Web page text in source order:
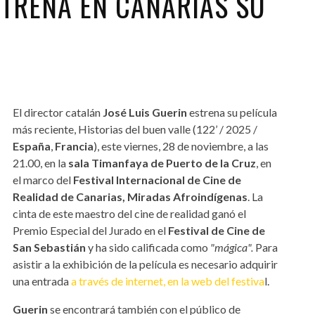
El director catalánJosé Luis Guerin estrena su película
más reciente, Historias del buen valle (122’ / 2025 /
España Francia), este viernes, 28 de noviembre, a las
21.00, en lasala Timanfaya de Puerto de la Cruz , en
el marco del Festival Internacional de Cine de
Realidad de Canarias, Miradas Afroindígenas . La
cinta de este maestro del cine de realidad ganó el
Premio Especial del Jurado en el Festival de Cine de
San Sebastián y ha sido calificada como "mágica". Para
asistir a la exhibición de la película es necesario adquirir
una entradaa través de internet, en la web del festival.
Guerin se encontrará también con el público de